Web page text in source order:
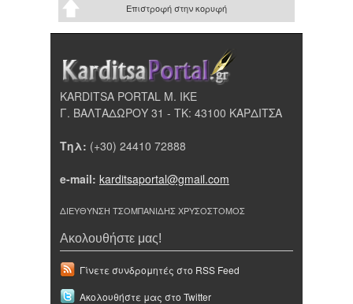
Επιστροφή στην κορυφή
KARDITSA PORTAL Μ. ΙΚΕ
Γ. ΒΑΛΤΑΔΩΡΟΥ 31 - ΤΚ: 43100 ΚΑΡΔΙΤΣΑ
Τηλ: (+30) 24410 72888
e-mail: karditsaportal@gmail.com
ΔΙΕΥΘΥΝΣΗ ΤΣΟΜΠΑΝΙΔΗΣ ΧΡΥΣΟΣΤΟΜΟΣ
Ακολουθήστε μας!
Γίνετε συνδρομητές στο RSS Feed
Ακολουθήστε μας στο Twitter